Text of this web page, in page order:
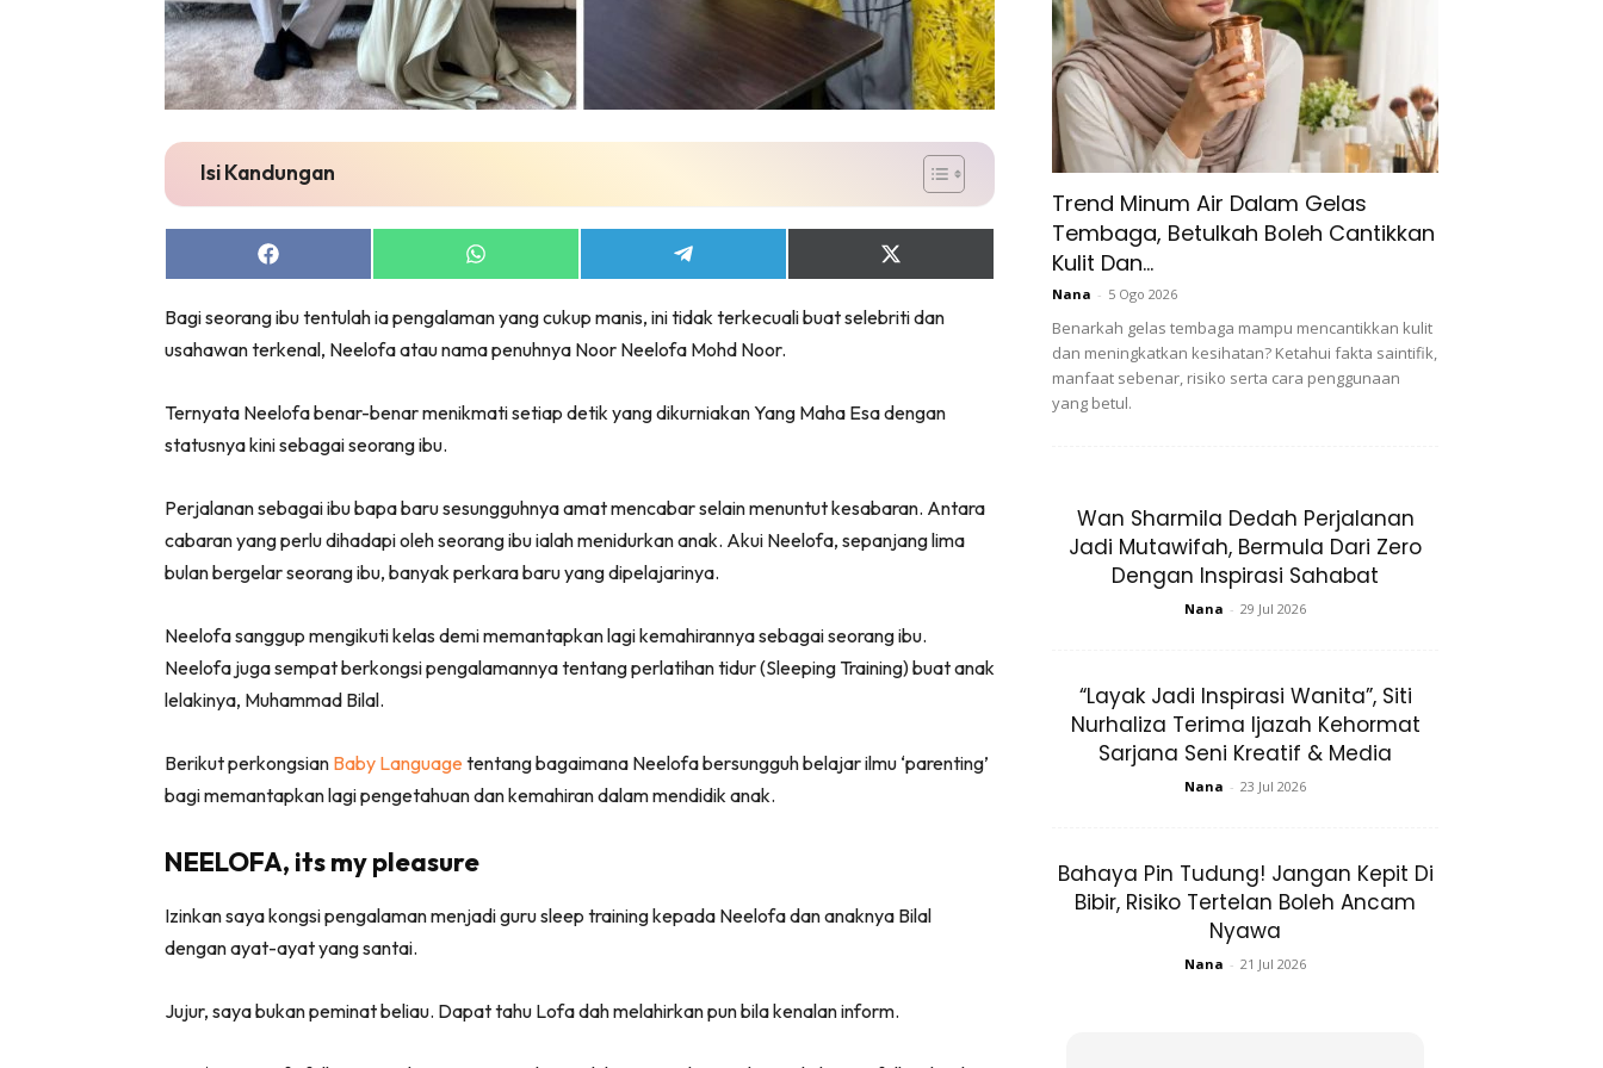
Isi Kandungan
Share
on
Share
on
Share
on
Share
on
(Twitter)
Bagi seorang ibu tentulah ia pengalaman yang cukup manis, ini tidak terkecuali buat selebriti dan
usahawan terkenal, Neelofa atau nama penuhnya Noor Neelofa Mohd Noor.
Ternyata Neelofa benar-benar menikmati setiap detik yang dikurniakan Yang Maha Esa dengan
statusnya kini sebagai seorang ibu.
Perjalanan sebagai ibu bapa baru sesungguhnya amat mencabar selain menuntut kesabaran. Antara
cabaran yang perlu dihadapi oleh seorang ibu ialah menidurkan anak. Akui Neelofa, sepanjang lima
bulan bergelar seorang ibu, banyak perkara baru yang dipelajarinya.
Neelofa sanggup mengikuti kelas demi memantapkan lagi kemahirannya sebagai seorang ibu.
Neelofa juga sempat berkongsi pengalamannya tentang perlatihan tidur (Sleeping Training) buat anak
lelakinya, Muhammad Bilal.
Berikut perkongsian Baby Language tentang bagaimana Neelofa bersungguh belajar ilmu ‘parenting’
bagi memantapkan lagi pengetahuan dan kemahiran dalam mendidik anak.
NEELOFA, its my pleasure
Izinkan saya kongsi pengalaman menjadi guru sleep training kepada Neelofa dan anaknya Bilal
dengan ayat-ayat yang santai.
Jujur, saya bukan peminat beliau. Dapat tahu Lofa dah melahirkan pun bila kenalan inform.
Trend Minum Air Dalam Gelas
Tembaga, Betulkah Boleh Cantikkan
Kulit Dan...
Nana - 5 Ogo 2026
Benarkah gelas tembaga mampu mencantikkan kulit
dan meningkatkan kesihatan? Ketahui fakta saintifik,
manfaat sebenar, risiko serta cara penggunaan
yang betul.
Wan Sharmila Dedah Perjalanan
Jadi Mutawifah, Bermula Dari Zero
Dengan Inspirasi Sahabat
Nana - 29 Jul 2026
“Layak Jadi Inspirasi Wanita”, Siti
Nurhaliza Terima Ijazah Kehormat
Sarjana Seni Kreatif & Media
Nana - 23 Jul 2026
Bahaya Pin Tudung! Jangan Kepit Di
Bibir, Risiko Tertelan Boleh Ancam
Nyawa
Nana - 21 Jul 2026